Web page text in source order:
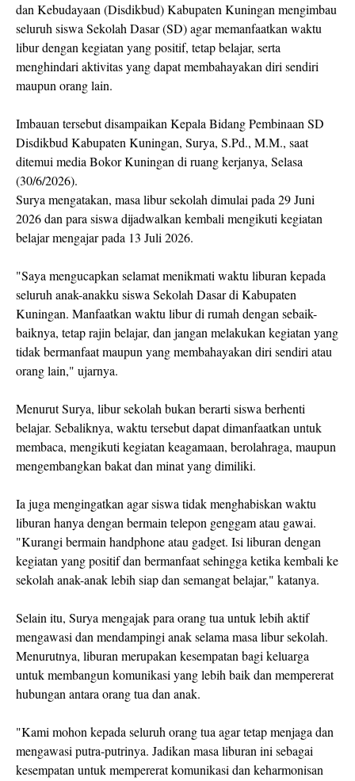
dan Kebudayaan (Disdikbud) Kabupaten Kuningan mengimbau
seluruh siswa Sekolah Dasar (SD) agar memanfaatkan waktu
libur dengan kegiatan yang positif, tetap belajar, serta
menghindari aktivitas yang dapat membahayakan diri sendiri
maupun orang lain.
Imbauan tersebut disampaikan Kepala Bidang Pembinaan SD
Disdikbud Kabupaten Kuningan, Surya, S.Pd., M.M., saat
ditemui media Bokor Kuningan di ruang kerjanya, Selasa
(30/6/2026).
Surya mengatakan, masa libur sekolah dimulai pada 29 Juni
2026 dan para siswa dijadwalkan kembali mengikuti kegiatan
belajar mengajar pada 13 Juli 2026.
"Saya mengucapkan selamat menikmati waktu liburan kepada
seluruh anak-anakku siswa Sekolah Dasar di Kabupaten
Kuningan. Manfaatkan waktu libur di rumah dengan sebaik-
baiknya, tetap rajin belajar, dan jangan melakukan kegiatan yang
tidak bermanfaat maupun yang membahayakan diri sendiri atau
orang lain," ujarnya.
Menurut Surya, libur sekolah bukan berarti siswa berhenti
belajar. Sebaliknya, waktu tersebut dapat dimanfaatkan untuk
membaca, mengikuti kegiatan keagamaan, berolahraga, maupun
mengembangkan bakat dan minat yang dimiliki.
Ia juga mengingatkan agar siswa tidak menghabiskan waktu
liburan hanya dengan bermain telepon genggam atau gawai.
"Kurangi bermain handphone atau gadget. Isi liburan dengan
kegiatan yang positif dan bermanfaat sehingga ketika kembali ke
sekolah anak-anak lebih siap dan semangat belajar," katanya.
Selain itu, Surya mengajak para orang tua untuk lebih aktif
mengawasi dan mendampingi anak selama masa libur sekolah.
Menurutnya, liburan merupakan kesempatan bagi keluarga
untuk membangun komunikasi yang lebih baik dan mempererat
hubungan antara orang tua dan anak.
"Kami mohon kepada seluruh orang tua agar tetap menjaga dan
mengawasi putra-putrinya. Jadikan masa liburan ini sebagai
kesempatan untuk mempererat komunikasi dan keharmonisan